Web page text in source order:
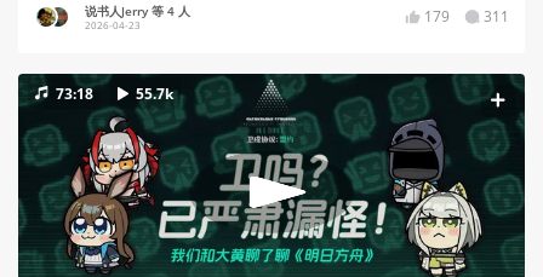
说书人Jerry 等 4 人
2026-04-23 179 311
73:18 55.7k